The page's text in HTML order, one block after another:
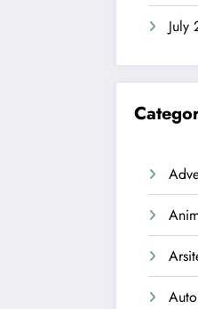
July